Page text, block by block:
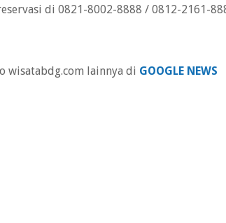
di 0821-8002-8888 / 0812-2161-
wisatabdg.com lainnya di GOOGLE NEWS